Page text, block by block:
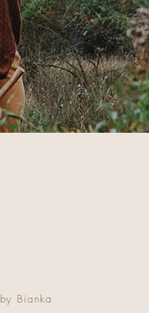
by Bianka